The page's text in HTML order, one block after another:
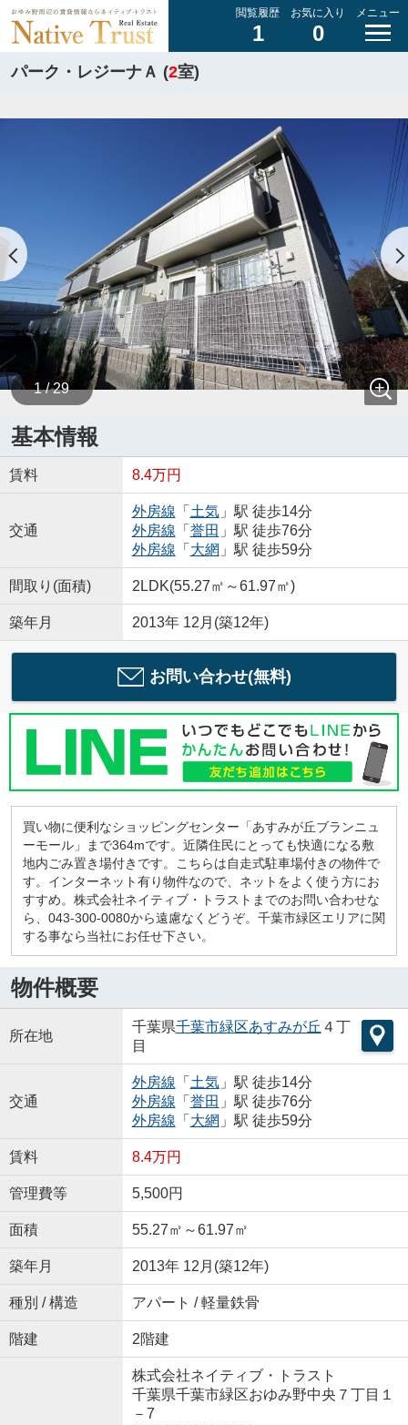
閲覧履歴
1
お気に入り
0
メニュー
パーク・レジーナＡ (2室)
1 / 29
基本情報
賃料 8.4万円
交通
外房線 「 土気」駅 徒歩14分
外房線 「 誉田 」駅 徒歩76分
外房線 「 大網 」駅 徒歩59分
間取り(面積) 2LDK(55.27㎡～61.97㎡)
築年月 2013年 12月(築12年)
お問い合わせ(無料)
買い物に便利なショッピングセンター「あすみが丘ブランニュ
ーモール」まで364mです。近隣住民にとっても快適になる敷
地内ごみ置き場付きです。こちらは自走式駐車場付きの物件で
す。インターネット有り物件なので、ネットをよく使う方にお
すすめ。株式会社ネイティブ・トラストまでのお問い合わせな
ら、043-300-0080から遠慮なくどうぞ。千葉市緑区エリアに関
する事なら当社にお任せ下さい。
物件概要
所在地
千葉県千葉市緑区あすみが丘 ４丁
目
交通
外房線 「 土気」駅 徒歩14分
外房線 「 誉田 」駅 徒歩76分
外房線 「 大網 」駅 徒歩59分
賃料 8.4万円
管理費等 5,500円
面積 55.27㎡～61.97㎡
築年月 2013年 12月(築12年)
種別 / 構造 アパート / 軽量鉄骨
階建 2階建
株式会社ネイティブ・トラスト
千葉県千葉市緑区おゆみ野中央７丁目１
－7